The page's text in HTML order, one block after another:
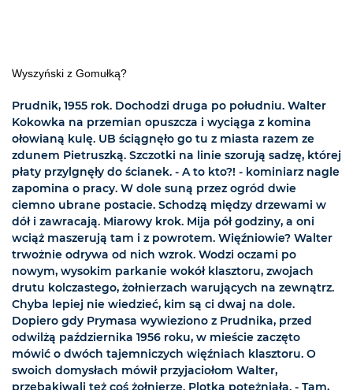
Wyszyński z Gomułką?
Prudnik, 1955 rok. Dochodzi druga po południu. Walter
Kokowka na przemian opuszcza i wyciąga z komina
ołowianą kulę. UB ściągnęło go tu z miasta razem ze
zdunem Pietruszką. Szczotki na linie szorują sadzę, której
płaty przylgnęły do ścianek. - A to kto?! - kominiarz nagle
zapomina o pracy. W dole suną przez ogród dwie
ciemno ubrane postacie. Schodzą między drzewami w
dół i zawracają. Miarowy krok. Mija pół godziny, a oni
wciąż maszerują tam i z powrotem. Więźniowie? Walter
trwożnie odrywa od nich wzrok. Wodzi oczami po
nowym, wysokim parkanie wokół klasztoru, zwojach
drutu kolczastego, żołnierzach warujących na zewnątrz.
Chyba lepiej nie wiedzieć, kim są ci dwaj na dole.
Dopiero gdy Prymasa wywieziono z Prudnika, przed
odwilżą października 1956 roku, w mieście zaczęto
mówić o dwóch tajemniczych więźniach klasztoru. O
swoich domysłach mówił przyjaciołom Walter,
przebąkiwali też coś żołnierze. Plotka potężniała. - Tam,